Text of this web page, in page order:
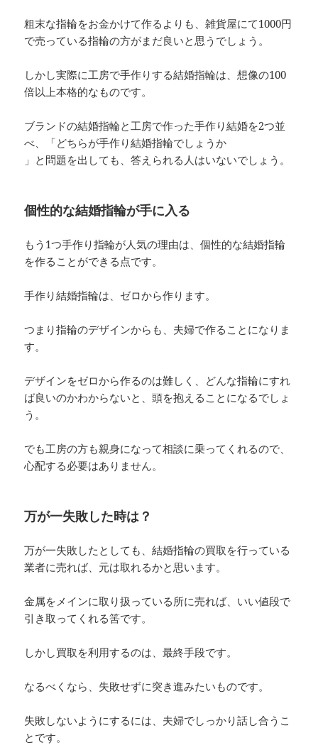
粗末な指輪をお金かけて作るよりも、雑貨屋にて1000円
で売っている指輪の方がまだ良いと思うでしょう。
しかし実際に工房で手作りする結婚指輪は、想像の100
倍以上本格的なものです。
ブランドの結婚指輪と工房で作った手作り結婚を2つ並
べ、「どちらが手作り結婚指輪でしょうか
」と問題を出しても、答えられる人はいないでしょう。
個性的な結婚指輪が手に入る
もう1つ手作り指輪が人気の理由は、個性的な結婚指輪
を作ることができる点です。
手作り結婚指輪は、ゼロから作ります。
つまり指輪のデザインからも、夫婦で作ることになりま
す。
デザインをゼロから作るのは難しく、どんな指輪にすれ
ば良いのかわからないと、頭を抱えることになるでしょ
う。
でも工房の方も親身になって相談に乗ってくれるので、
心配する必要はありません。
万が一失敗した時は？
万が一失敗したとしても、結婚指輪の買取を行っている
業者に売れば、元は取れるかと思います。
金属をメインに取り扱っている所に売れば、いい値段で
引き取ってくれる筈です。
しかし買取を利用するのは、最終手段です。
なるべくなら、失敗せずに突き進みたいものです。
失敗しないようにするには、夫婦でしっかり話し合うこ
とです。